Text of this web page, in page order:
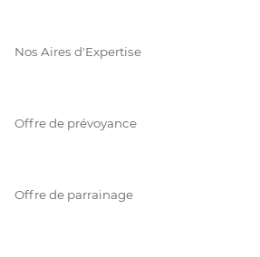
Nos Aires d'Expertise
Offre de prévoyance
Offre de parrainage